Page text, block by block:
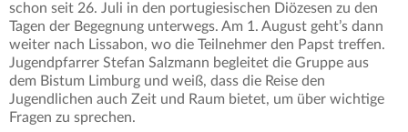
schon seit 26. Juli in den portugiesischen Diözesen zu den
Tagen der Begegnung unterwegs. Am 1. August geht’s dann
weiter nach Lissabon, wo die Teilnehmer den Papst treffen.
Jugendpfarrer Stefan Salzmann begleitet die Gruppe aus
dem Bistum Limburg und weiß, dass die Reise den
Jugendlichen auch Zeit und Raum bietet, um über wichtige
Fragen zu sprechen.